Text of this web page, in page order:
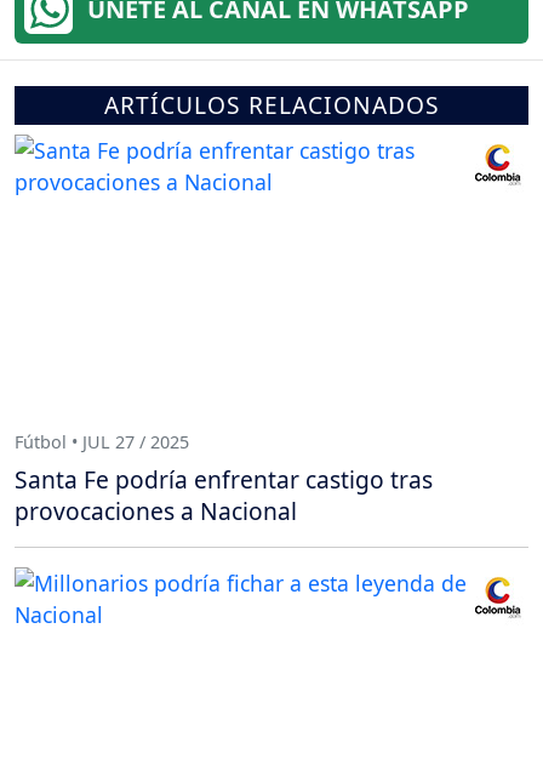
ÚNETE AL CANAL EN WHATSAPP
ARTÍCULOS RELACIONADOS
Fútbol • JUL 27 / 2025
Santa Fe podría enfrentar castigo tras
provocaciones a Nacional